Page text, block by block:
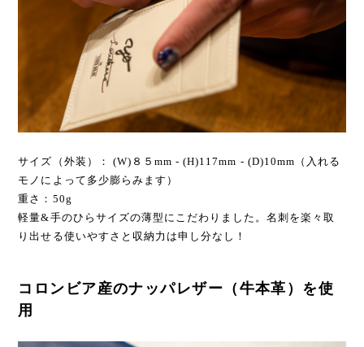
サイズ（外装）： (W)８５mm - (H)117mm - (D)10mm（入れる
モノによって多少膨らみます）
重さ：50g
軽量&手のひらサイズの薄型にこだわりました。名刺を楽々取
り出せる使いやすさと収納力は申し分なし！
コロンビア産のナッパレザー（牛本革）を使
用